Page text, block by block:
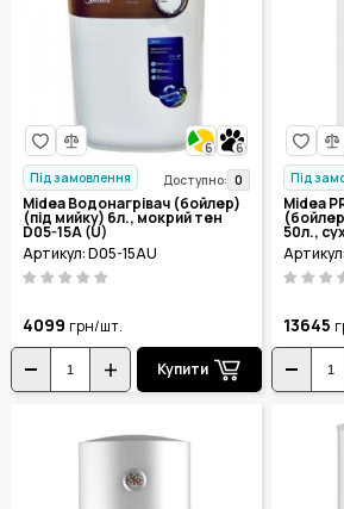
6
6
Під замовлення
Доступно: 0
Midea Водонагрівач (бойлер)
(під мийку) 6л., мокрий тен
D05-15A (U)
Артикул: D05-15AU
4099 грн/шт.
Купити
Під
Midea
50л.,
13645